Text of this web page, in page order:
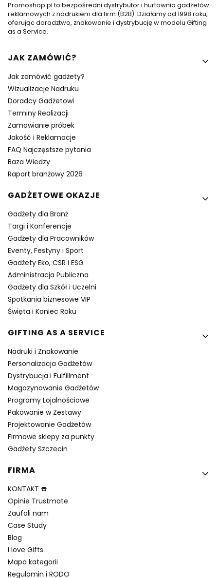
Promoshop.pl to bezpośredni dystrybutor i hurtownia gadżetów
reklamowych z nadrukiem dla firm (B2B). Działamy od 1998 roku,
oferując doradztwo, znakowanie i dystrybucję w modelu Gifting
as a Service.
Linki w stopce
JAK ZAMÓWIĆ?
Jak zamówić gadżety?
Wizualizacje Nadruku
Doradcy Gadżetowi
Terminy Realizacji
Zamawianie próbek
Jakość i Reklamacje
FAQ Najczęstsze pytania
Baza Wiedzy
Raport branżowy 2026
GADŻETOWE OKAZJE
Gadżety dla Branż
Targi i Konferencje
Gadżety dla Pracowników
Eventy, Festyny i Sport
Gadżety Eko, CSR i ESG
Administracja Publiczna
Gadżety dla Szkół i Uczelni
Spotkania biznesowe VIP
Święta i Koniec Roku
GIFTING AS A SERVICE
Nadruki i Znakowanie
Personalizacja Gadżetów
Dystrybucja i Fulfillment
Magazynowanie Gadżetów
Programy Lojalnościowe
Pakowanie w Zestawy
Projektowanie Gadżetów
Firmowe sklepy za punkty
Gadżety Szczecin
FIRMA
KONTAKT ☎️
Opinie Trustmate
Zaufali nam
Case Study
Blog
I love Gifts
Mapa kategorii
Regulamin i RODO